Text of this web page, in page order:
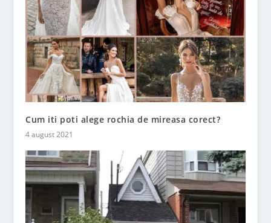
Cum iti poti alege rochia de mireasa corect?
4 august 2021